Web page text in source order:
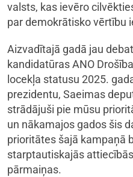
valsts, kas ievēro
par demokrātisko vērtību
Aizvadītajā gadā jau
kandidatūras ANO
locekļa statusu 2025.
prezidentu, Saeimas
strādājuši pie mūsu
un nākamajos gados šis
prioritātes šajā kampaņā
starptautiskajās
pārmaiņas.